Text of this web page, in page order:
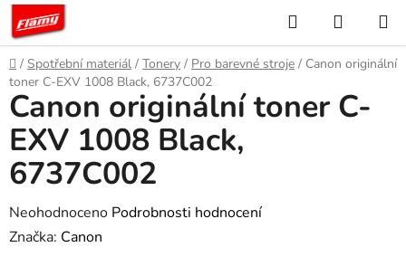
Přejít
obsah
Hledat
KOŠÍK
Domů
/ Spotřební materiál / Tonery / Pro barevné stroje / Canon originální
toner C-EXV 1008 Black, 6737C002
Canon originální toner C-
EXV 1008 Black,
6737C002
Průměrné
hodnocení
Neohodnoceno Podrobnosti hodnocení
Značka: Canon